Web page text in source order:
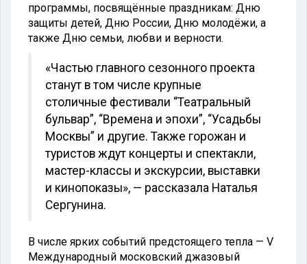
программы, посвящённые праздникам: Дню
защиты детей, Дню России, Дню молодёжи, а
также Дню семьи, любви и верности.
«Частью главного сезонного проекта
станут в том числе крупные
столичные фестивали “Театральный
бульвар”, “Времена и эпохи”, “Усадьбы
Москвы” и другие. Также горожан и
туристов ждут концерты и спектакли,
мастер-классы и экскурсии, выставки
и кинопоказы», — рассказала Наталья
Сергунина.
В числе ярких событий предстоящего тепла — V
Международный московский джазовый